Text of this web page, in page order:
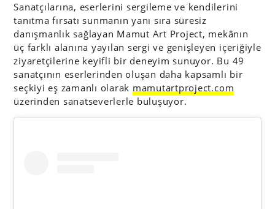
Sanatçılarına, eserlerini sergileme ve kendilerini
tanıtma fırsatı sunmanın yanı sıra süresiz
danışmanlık sağlayan Mamut Art Project, mekânın
üç farklı alanına yayılan sergi ve genişleyen içeriğiyle
ziyaretçilerine keyifli bir deneyim sunuyor. Bu 49
sanatçının eserlerinden oluşan daha kapsamlı bir
seçkiyi eş zamanlı olarak mamutartproject.com
üzerinden sanatseverlerle buluşuyor.